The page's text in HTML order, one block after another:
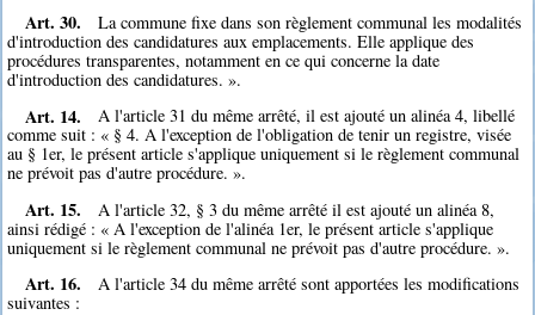
Art. 30.
La commune fixe dans son règlement communal les modalités
d'introduction des candidatures aux emplacements. Elle applique des
procédures transparentes, notamment en ce qui concerne la date
d'introduction des candidatures. ».
Art. 14.
A l'article 31 du même arrêté, il est ajouté un alinéa 4, libellé
comme suit : « § 4. A l'exception de l'obligation de tenir un registre, visée
au § 1er, le présent article s'applique uniquement si le règlement communal
ne prévoit pas d'autre procédure. ».
Art. 15.
A l'article 32, § 3 du même arrêté il est ajouté un alinéa 8,
ainsi rédigé : « A l'exception de l'alinéa 1er, le présent article s'applique
uniquement si le règlement communal ne prévoit pas d'autre procédure. ».
Art. 16.
A l'article 34 du même arrêté sont apportées les modifications
suivantes :